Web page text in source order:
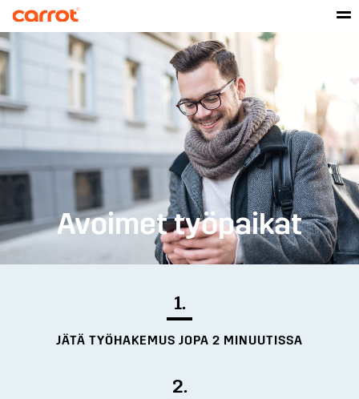
Avoimet työpaikat
1.
JÄTÄ TYÖHAKEMUS JOPA 2 MINUUTISSA
2.